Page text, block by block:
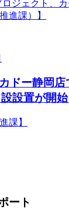
ロジェクト、
進課）】
ドー静岡
設置が開始
課】
ート